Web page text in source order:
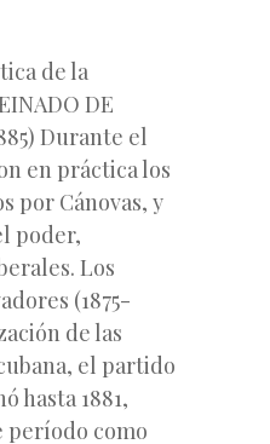
de la
DE
Durante el
en práctica los
por Cánovas, y
poder,
Los
(1875-
de las
el partido
hasta 1881,
período como